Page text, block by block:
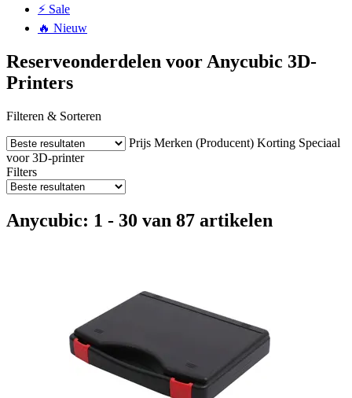
⚡ Sale
🔥 Nieuw
Reserveonderdelen voor Anycubic 3D-
Printers
Filteren & Sorteren
Prijs Merken (Producent) Korting Speciaal
voor 3D-printer
Filters
Anycubic: 1 - 30 van 87 artikelen